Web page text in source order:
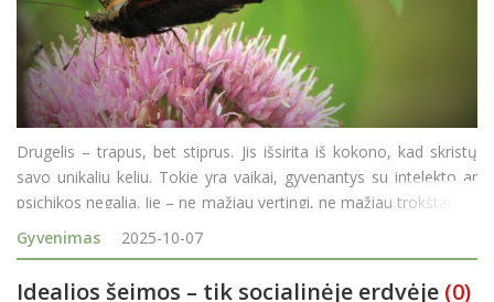
Drugelis – trapus, bet stiprus. Jis išsirita iš kokono, kad skristų
savo unikaliu keliu. Tokie yra vaikai, gyvenantys su intelekto ar
psichikos negalia. Jie – ne mažiau vertingi, ne mažiau trokštantys
ryšio, pripažinimo ir šilumos. Tačiau visuomenės pož
Gyvenimas 2025-10-07
Idealios šeimos – tik socialinėje erdvėje (0)